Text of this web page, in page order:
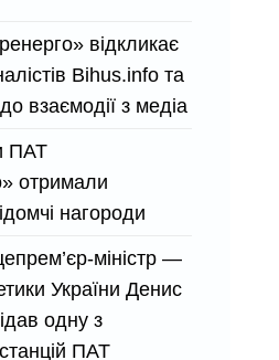
відкликає
Bihus.info та
взаємодії з медіа
ПАТ
отримали
нагороди
міністр —
України Денис
одну з
ПАТ